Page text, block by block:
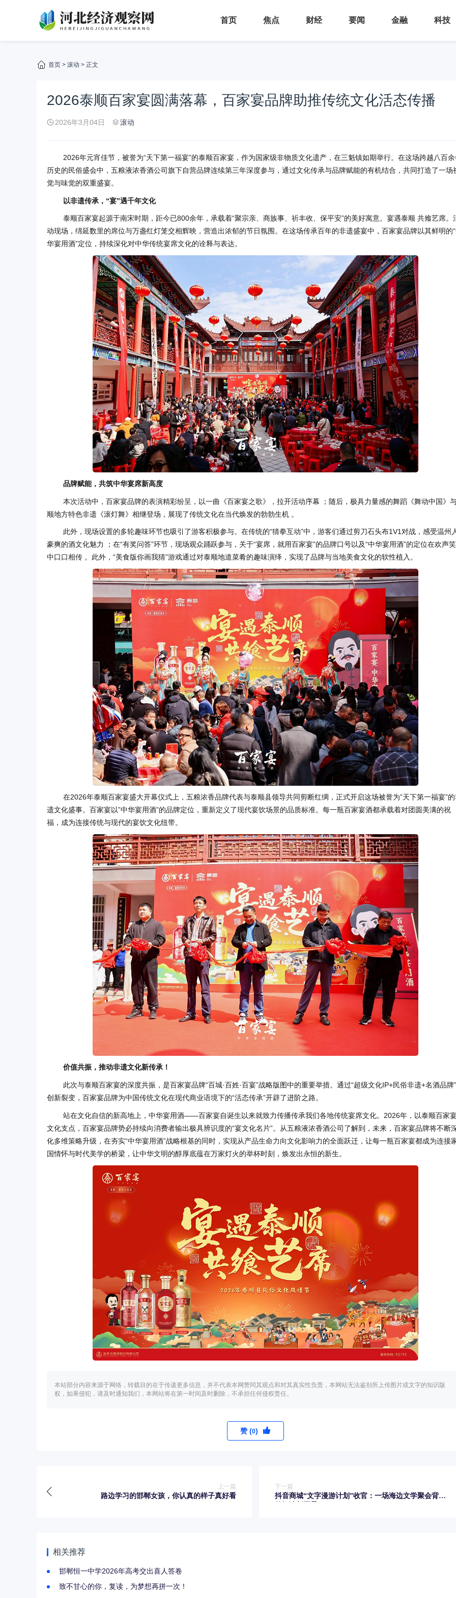
首页 焦点 财经 要闻 金融 科技
首页 > 滚动 > 正文
2026泰顺百家宴圆满落幕，百家宴品牌助推传统文化活态传播
2026年3月04日 滚动
2026年元宵佳节，被誉为“天下第一福宴”的泰顺百家宴，作为国家级非物质文化遗产，在三魁镇如期举行。在这场跨越八百
历史的民俗盛会中，五粮液浓香酒公司旗下自营品牌连续第三年深度参与，通过文化传承与品牌赋能的有机结合，共同打造了一场
觉与味觉的双重盛宴。
以非遗传承，“宴”遇千年文化
泰顺百家宴起源于南宋时期，距今已800余年，承载着“聚宗亲、商族事、祈丰收、保平安”的美好寓意。宴遇泰顺 共飨艺席。
动现场，绵延数里的席位与万盏红灯笼交相辉映，营造出浓郁的节日氛围。在这场传承百年的非遗盛宴中，百家宴品牌以其鲜明的
华宴用酒”定位，持续深化对中华传统宴席文化的诠释与表达。
品牌赋能，共筑中华宴席新高度
本次活动中，百家宴品牌的表演精彩纷呈，以一曲《百家宴之歌》，拉开活动序幕 ；随后，极具力量感的舞蹈《舞动中国》
顺地方特色非遗《滚灯舞》相继登场，展现了传统文化在当代焕发的勃勃生机 。
此外，现场设置的多轮趣味环节也吸引了游客积极参与。在传统的“猜拳互动”中，游客们通过剪刀石头布1V1对战，感受温州
豪爽的酒文化魅力 ；在“有奖问答”环节，现场观众踊跃参与，关于“宴席，就用百家宴”的品牌口号以及“中华宴用酒”的定位在欢声
中口口相传 。此外，“美食版你画我猜”游戏通过对泰顺地道菜肴的趣味演绎，实现了品牌与当地美食文化的软性植入。
在2026年泰顺百家宴盛大开幕仪式上，五粮浓香品牌代表与泰顺县领导共同剪断红绸，正式开启这场被誉为”天下第一福宴”
遗文化盛事。百家宴以”中华宴用酒”的品牌定位，重新定义了现代宴饮场景的品质标准。每一瓶百家宴酒都承载着对团圆美满的祝
福，成为连接传统与现代的宴饮文化纽带。
价值共振，推动非遗文化新传承！
此次与泰顺百家宴的深度共振，是百家宴品牌“百城·百姓·百宴”战略版图中的重要举措。通过“超级文化IP+民俗非遗+名酒品牌
创新裂变，百家宴品牌为中国传统文化在现代商业语境下的“活态传承”开辟了进阶之路。
站在文化自信的新高地上，中华宴用酒——百家宴自诞生以来就致力传播传承我们各地传统宴席文化。2026年，以泰顺百家
文化支点，百家宴品牌势必持续向消费者输出极具辨识度的“宴文化名片”。从五粮液浓香酒公司了解到，未来，百家宴品牌将不断
化多维策略升级，在夯实“中华宴用酒”战略根基的同时，实现从产品生命力向文化影响力的全面跃迁，让每一瓶百家宴都成为连接
国情怀与时代美学的桥梁，让中华文明的醇厚底蕴在万家灯火的举杯时刻，焕发出永恒的新生。
本站部分内容来源于网络，转载目的在于传递更多信息，并不代表本网赞同其观点和对其真实性负责，本网站无法鉴别所上传图片或文字的知识版
权，如果侵犯，请及时通知我们，本网站将在第一时间及时删除，不承担任何侵权责任。
赞 (0)
上一篇
路边学习的邯郸女孩，你认真的样子真好看
下一篇
抖音商城“文字漫游计划”收官：一场海边文学聚会背后
相关推荐
邯郸恒一中学2026年高考交出喜人答卷
致不甘心的你，复读，为梦想再拼一次！